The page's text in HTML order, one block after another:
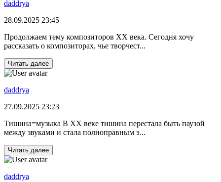
daddrya
28.09.2025 23:45
Продолжаем тему композиторов ХХ века. Сегодня хочу
рассказать о композиторах, чье творчест...
Читать далее
daddrya
27.09.2025 23:23
Тишина=музыка В XX веке тишина перестала быть паузой
между звуками и стала полноправным э...
Читать далее
daddrya